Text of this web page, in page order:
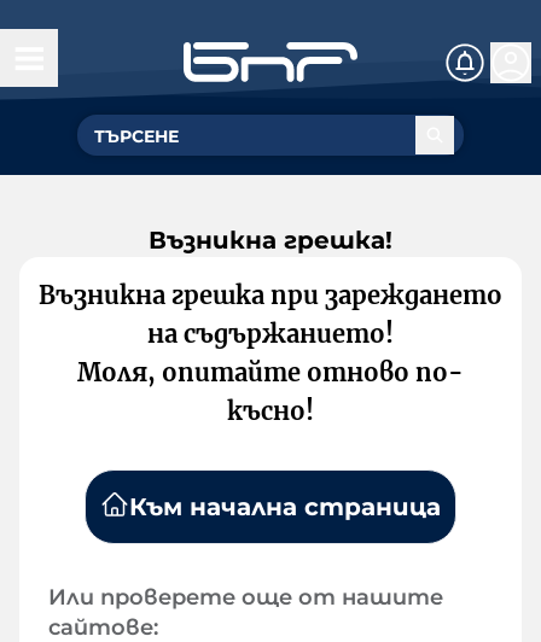
Възникна грешка!
Възникна грешка при зареждането
на съдържанието!
Моля, опитайте отново по-
късно!
Към начална страница
Или проверете още от нашите
сайтове: